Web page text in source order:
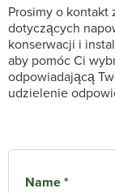
Prosimy o
dotyczących
konserwacji i
aby pomóc Ci
odpowiadającą
udzielenie
Name *